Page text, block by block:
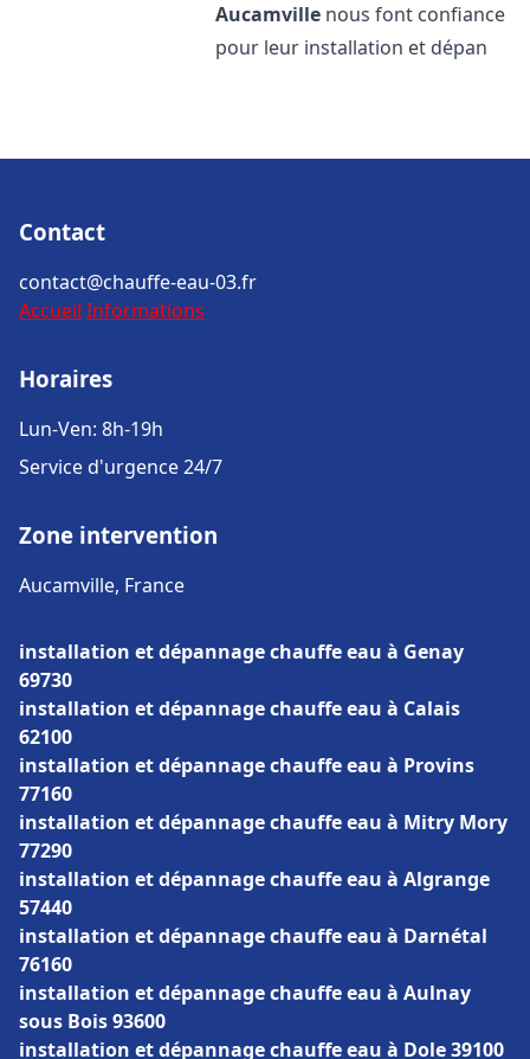
Aucamville nous font confiance
pour leur installation et dépan
Contact
contact@chauffe-eau-03.fr
Accueil Informations
Horaires
Lun-Ven: 8h-19h
Service d'urgence 24/7
Zone intervention
Aucamville, France
installation et dépannage chauffe eau à Genay
69730
installation et dépannage chauffe eau à Calais
62100
installation et dépannage chauffe eau à Provins
77160
installation et dépannage chauffe eau à Mitry Mory
77290
installation et dépannage chauffe eau à Algrange
57440
installation et dépannage chauffe eau à Darnétal
76160
installation et dépannage chauffe eau à Aulnay
sous Bois 93600
installation et dépannage chauffe eau à Dole 39100